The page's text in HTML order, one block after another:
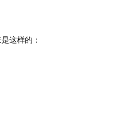
这样的：